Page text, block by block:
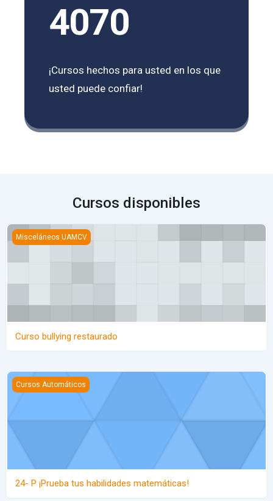
4070
¡Cursos hechos para usted en los que
usted puede confiar!
Cursos disponibles
Curso bullying restaurado
Misceláneos UAMCV
Curso bullying restaurado
24- P ¡Prueba tus habilidades matemáticas!
Cursos Automáticos
24- P ¡Prueba tus habilidades matemáticas!